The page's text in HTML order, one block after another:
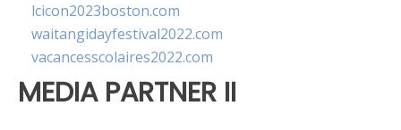
lcicon2023boston.com
waitangidayfestival2022.com
vacancesscolaires2022.com
MEDIA PARTNER II